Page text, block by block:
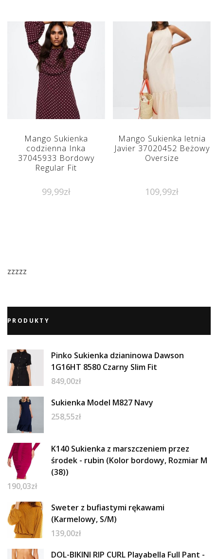
Mango Sukienka
codzienna Inka
37045933 Bordowy
Regular Fit
99,99zł
Mango Sukienka letnia
Javier 37020452 Beżowy
Oversize
109,99zł
zzzzz
PRODUKTY
Pinko Sukienka dzianinowa Dawson
1G16HT 8580 Czarny Slim Fit
849,00zł
Sukienka Model M827 Navy
258,55zł
K140 Sukienka z marszczeniem przez
środek - rubin (Kolor bordowy, Rozmiar M
(38))
190,03zł
Sweter z bufiastymi rękawami
(Karmelowy, S/M)
139,00zł
DOL-BIKINI RIP CURL Playabella Full Pant -